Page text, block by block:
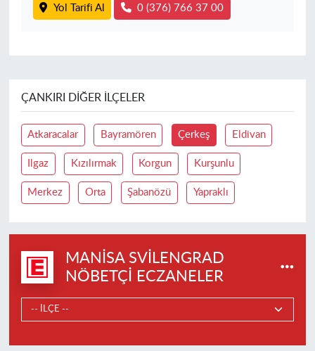
Yol Tarifi Al 0 (376) 766 37 00
ÇANKIRI DIĞER İLÇELER
Atkaracalar Bayramören Çerkeş Eldivan
Ilgaz Kızılırmak Korgun Kurşunlu
Merkez Orta Şabanözü Yapraklı
MANISA SVILENGRAD
NÖBETÇI ECZANELER